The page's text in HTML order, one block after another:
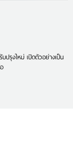
ปรุงใหม่ เปิดตัวอย่างเป็น